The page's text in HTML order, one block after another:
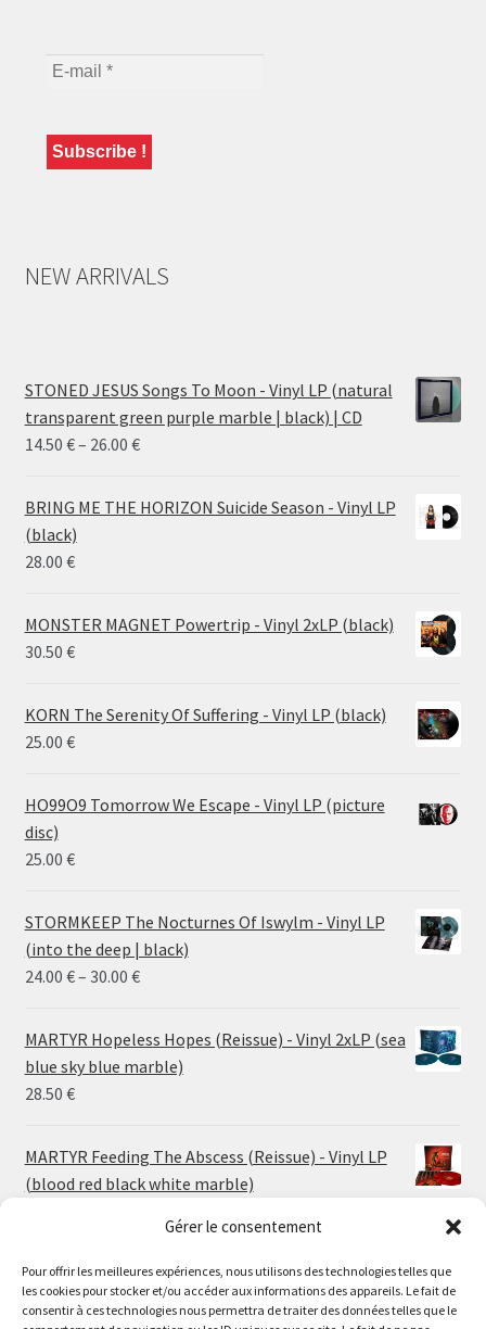
Gérer le consentement
Pour offrir les meilleures expériences, nous utilisons des technologies telles que
les cookies pour stocker et/ou accéder aux informations des appareils. Le fait de
consentir à ces technologies nous permettra de traiter des données telles que le
Le magasin de Lyon sera fermé du 30 juillet au 17 août
NEW ARRIVALS
STONED JESUS Songs To Moon - Vinyl LP (natural
transparent green purple marble | black) | CD
14.50 €– 26.00 €Price
14.50 €
BRING ME THE HORIZON Suicide Season - Vinyl LP
(black)
28.00 €
MONSTER MAGNET Powertrip - Vinyl 2xLP (black)
30.50 €
KORN The Serenity Of Suffering - Vinyl LP (black)
25.00 €
HO99O9 Tomorrow We Escape - Vinyl LP (picture
disc)
25.00 €
STORMKEEP The Nocturnes Of Iswylm - Vinyl LP
(into the deep | black)
24.00 €– 30.00 €Price
24.00 €
through
MARTYR Hopeless Hopes (Reissue) - Vinyl 2xLP (sea
blue sky blue marble)
28.50 €
MARTYR Feeding The Abscess (Reissue) - Vinyl LP
(blood red black white marble)
MARTYR Warp Zone (Reissue) - Vinyl LP (swamp
green orange marble)